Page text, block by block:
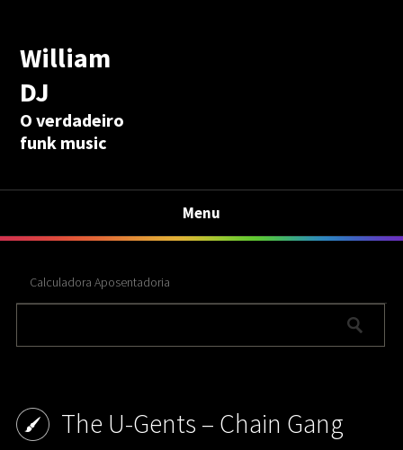
William
DJ
O verdadeiro
funk music
Menu
Calculadora Aposentadoria
The U-Gents – Chain Gang